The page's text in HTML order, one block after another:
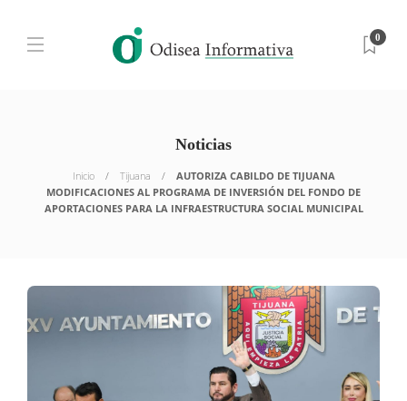
0
Noticias
Inicio Tijuana
AUTORIZA CABILDO DE TIJUANA
MODIFICACIONES AL PROGRAMA DE INVERSIÓN DEL FONDO DE
APORTACIONES PARA LA INFRAESTRUCTURA SOCIAL MUNICIPAL